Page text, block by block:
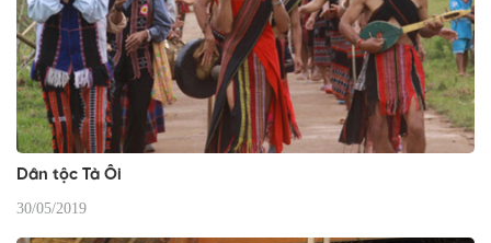
Dân tộc Tà Ôi
30/05/2019